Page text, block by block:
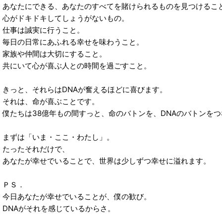
あなたにできる、あなたのすべてを賭けられるものを見つけるこ
心がドキドキしてしょうがないもの。
仕事は誠実に行うこと。
毎日の日常にあふれる幸せを味わうこと。
家族や仲間は大切にすること。
共にいて心が喜ぶ人との時間を過ごすこと。
きっと、それらはDNAが奮えるほどに喜びます。
それは、命が喜ぶことです。
僕たちは38億年もの間すっと、命のバトンを、DNAのバトンをつ
まずは「いま・ここ・わたし」。
たったそれだけで、
あなたが幸せでいることで、世界は少しずつ幸せに溢れます。
ＰＳ．
今日あなたが幸せでいることが、僕の歓び。
DNAがそれを感じているからさ。